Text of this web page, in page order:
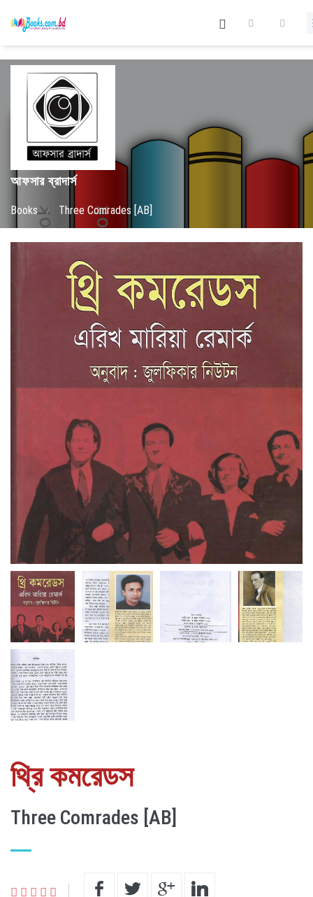
আফসার ব্রাদার্স
Books / Three Comrades [AB]
থ্রি কমরেডস
Three Comrades [AB]